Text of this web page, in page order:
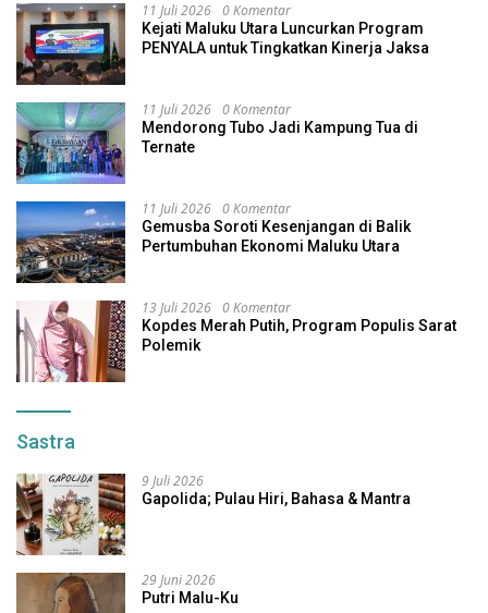
11 Juli 2026 0 Komentar
Kejati Maluku Utara Luncurkan Program
PENYALA untuk Tingkatkan Kinerja Jaksa
11 Juli 2026 0 Komentar
Mendorong Tubo Jadi Kampung Tua di
Ternate
11 Juli 2026 0 Komentar
Gemusba Soroti Kesenjangan di Balik
Pertumbuhan Ekonomi Maluku Utara
13 Juli 2026 0 Komentar
Kopdes Merah Putih, Program Populis Sarat
Polemik
Sastra
9 Juli 2026
Gapolida; Pulau Hiri, Bahasa & Mantra
29 Juni 2026
Putri Malu-Ku